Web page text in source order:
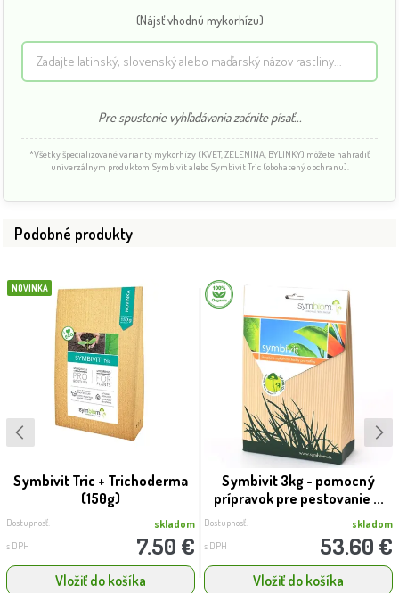
(Nájsť vhodnú mykorhízu)
Pre spustenie vyhľadávania začnite písať...
*Všetky špecializované varianty mykorhízy (KVET, ZELENINA, BYLINKY) môžete nahradiť
univerzálnym produktom Symbivit alebo Symbivit Tric (obohatený o ochranu).
Podobné produkty
NOVINKA
Symbivit Tric + Trichoderma
(150g)
Dostupnosť: skladom
s DPH 7.50 €
Vložiť do košíka
Symbivit 3kg - pomocný
prípravok pre pestovanie ...
Dostupnosť: skladom
s DPH 53.60 €
Vložiť do košíka